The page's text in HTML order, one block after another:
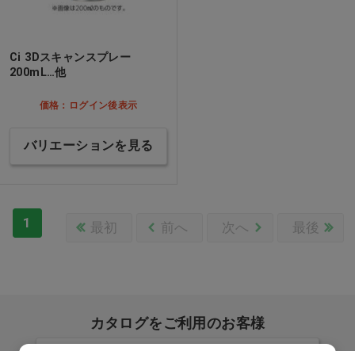
Ci 3Dスキャンスプレー
200mL…他
価格：ログイン後表示
バリエーションを見る
1 最初 前へ 次へ 最後
カタログをご利用のお客様